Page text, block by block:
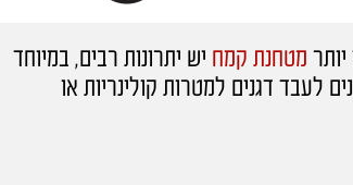
מטחנת קמח יש יתרונות רבים, במיוחד
לעבד דגנים למטרות קולינריות או